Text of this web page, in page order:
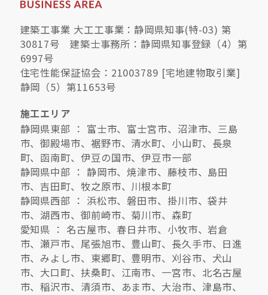
建築工事業 大工工事業：静岡県知事(特-03) 第
30817号 建築士事務所：静岡県知事登録（4）第
6997号
住宅性能保証協会：21003789 [宅地建物取引業]
静岡（5）第11653号
施工エリア
静岡県東部 ： 富士市、富士宮市、沼津市、三島
市、御殿場市、裾野市、清水町、小山町、長泉
町、函南町、伊豆の国市、伊豆市一部
静岡県中部 ： 静岡市、焼津市、藤枝市、島田
市、吉田町、牧之原市、川根本町
静岡県西部 ： 浜松市、磐田市、掛川市、袋井
市、湖西市、御前崎市、菊川市、森町
愛知県 ： 名古屋市、春日井市、小牧市、岩倉
市、瀬戸市、尾張旭市、豊山町、長久手市、日進
市、みよし市、東郷町、豊明市、刈谷市、犬山
市、大口町、扶桑町、江南市、一宮市、北名古屋
市、稲沢市、清須市、あま市、大治市、津島市、